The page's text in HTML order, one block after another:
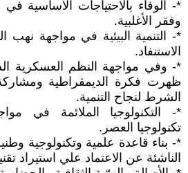
*- الوفاء بالاحتياجات الأساسية في
وفقر الأغلبية.
*- التنمية البيئية في مواجهة نهب
الاستنفاد.
*- وفي مواجهة النظم العسكرية
ظهرت فكرة الديمقراطية ومشاركة
الشرط لنجاح التنمية.
*- التكنولوجيا الملائمة في
تكنولوجيا العصر.
*- بناء قاعدة علمية وتكنولوجية
الناشئة عن الاعتماد علي استيراد